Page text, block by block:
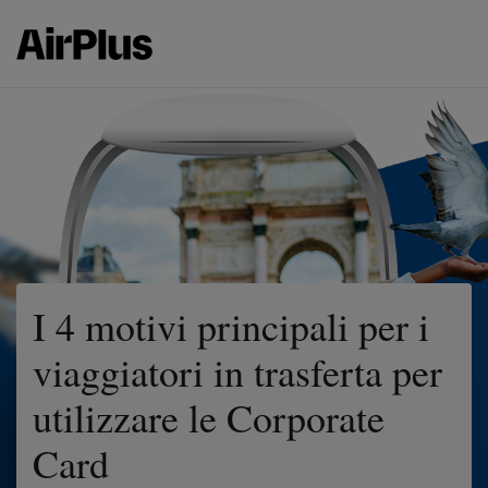
I 4 motivi principali per i
viaggiatori in trasferta per
utilizzare le Corporate
Card